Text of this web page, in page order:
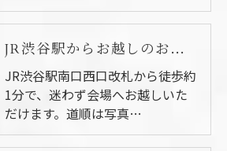
JR渋谷駅からお越しのお客様
JR渋谷駅南口西口改札から徒歩約
1分で、迷わず会場へお越しいた
だけます。道順は写真…